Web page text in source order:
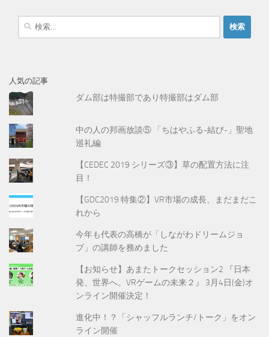
人気の記事
ダム部は特撮部であり特撮部はダム部
中の人の邦画放談⑤ 「ちはやふる-結び-」聖地
巡礼編
【CEDEC 2019 シリーズ③】草の配置方法に注
目！
【GDC2019 特集②】VR市場の成長、まだまだこ
れから
今年も代表の高橋が「しながわドリームジョ
ブ」の講師を務めました
【お知らせ】あまたトークセッション2 『日本
発、世界へ。VRゲームの未来２』 3月4日(金)オ
ンライン開催決定！
進化中！？「シャッフルランチ/トーク」をオン
ライン開催